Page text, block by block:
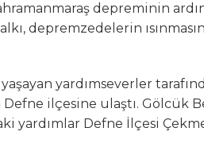
depreminin
depremzedelerin
yaşayan yardımseverler
Defne ilçesine ulaştı. Gölcük
yardımlar Defne İlçesi